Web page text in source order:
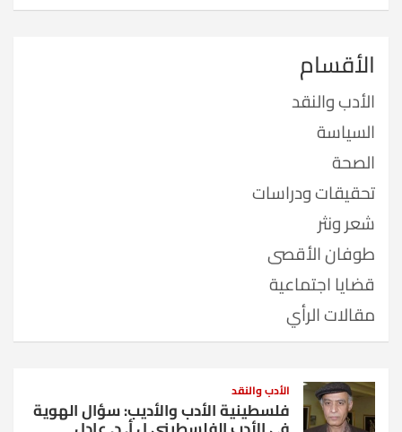
الأقسام
الأدب والنقد
السياسة
الصحة
تحقيقات ودراسات
شعر ونثر
طوفان الأقصى
قضايا اجتماعية
مقالات الرأي
الأدب والنقد
فلسطينية الأدب والأديب: سؤال الهوية